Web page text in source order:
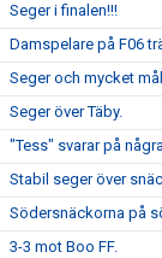
Seger i finalen!!!
Damspelare på F06
Seger och mycket
Seger över Täby.
"Tess" svarar på
Stabil seger över
Södersnäckorna på
3-3 mot Boo FF.